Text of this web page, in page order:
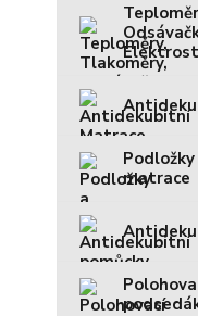
matrace